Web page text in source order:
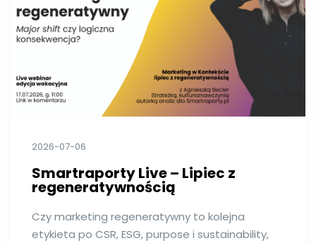
2026-07-06
Smartraporty Live – Lipiec z
regeneratywnością
Czy marketing regeneratywny to kolejna
etykieta po CSR, ESG, purpose i sustainability,